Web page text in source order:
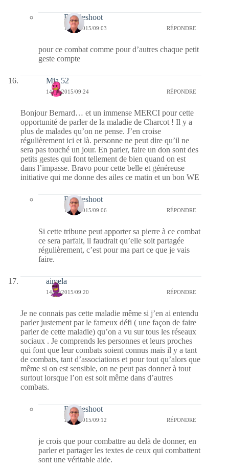
Bernieshoot
15/08/2015/09:03 RÉPONDRE
pour ce combat comme pour d’autres chaque petit
geste compte
Mia 52
14/08/2015/09:24 RÉPONDRE
Bonjour Bernard… et un immense MERCI pour cette
opportunité de parler de la maladie de Charcot ! Il y a
plus de malades qu’on ne pense. J’en croise
régulièrement ici et là. personne ne peut dire qu’il ne
sera pas touché un jour. En parler, faire un don sont des
petits gestes qui font tellement de bien quand on est
dans l’impasse. Bravo pour cette belle et généreuse
initiative qui me donne des ailes ce matin et un bon WE
Bernieshoot
15/08/2015/09:06 RÉPONDRE
Si cette tribune peut apporter sa pierre à ce combat
ce sera parfait, il faudrait qu’elle soit partagée
régulièrement, c’est pour ma part ce que je vais
faire.
aimela
14/08/2015/09:20 RÉPONDRE
Je ne connais pas cette maladie même si j’en ai entendu
parler justement par le fameux défi ( une façon de faire
parler de cette maladie) qu’on a vu sur tous les réseaux
sociaux . Je comprends les personnes et leurs proches
qui font que leur combats soient connus mais il y a tant
de combats, tant d’associations et pour tout qu’alors que
même si on est sensible, on ne peut pas donner à tout
surtout lorsque l’on est soit même dans d’autres
combats.
Bernieshoot
15/08/2015/09:12 RÉPONDRE
je crois que pour combattre au delà de donner, en
parler et partager les textes de ceux qui combattent
sont une véritable aide.